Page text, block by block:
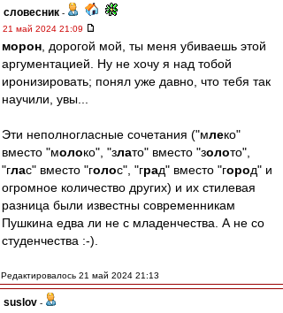
словесник -
21 май 2024 21:09
морон , дорогой мой, ты меня убиваешь этой
аргументацией. Ну не хочу я над тобой
иронизировать; понял уже давно, что тебя так
научили, увы...
Эти неполногласные сочетания ("млеко"
вместо "молоко", "злато" вместо "золото",
"глас" вместо "голос", "град" вместо "город" и
огромное количество других) и их стилевая
разница были известны современникам
Пушкина едва ли не с младенчества. А не со
студенчества :-).
Редактировалось 21 май 2024 21:13
suslov -